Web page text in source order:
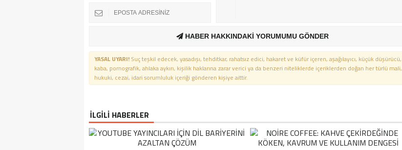
HABER HAKKINDAKİ YORUMUMU GÖNDER
YASAL UYARI! Suç teşkil edecek, yasadışı, tehditkar, rahatsız edici, hakaret ve küfür içeren, aşağılayıcı, küçük düşürücü,
kaba, pornografik, ahlaka aykırı, kişilik haklarına zarar verici ya da benzeri niteliklerde içeriklerden doğan her türlü mali,
hukuki, cezai, idari sorumluluk içeriği gönderen kişiye aittir.
İLGİLİ HABERLER